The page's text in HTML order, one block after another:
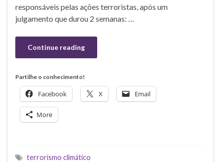
responsáveis pelas ações terroristas, após um
julgamento que durou 2 semanas: …
Continue reading
Partilhe o conhecimento!
Facebook X Email
More
terrorismo climático